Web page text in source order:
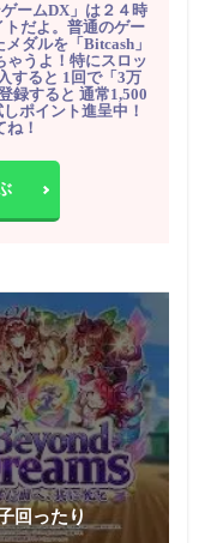
ームDX」は２４時
トだよ。普通のゲー
ダルを「Bitcash」
うよ！特にスロッ
すると 1回で「3万
録すると 通常1,500
ポイント進呈中！
！
回ったり